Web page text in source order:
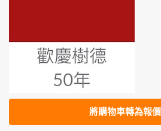
將購物車轉為報